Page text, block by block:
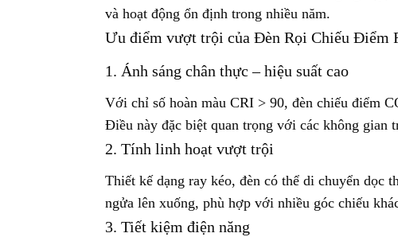
và hoạt động ổn định trong nhiều năm.
Ưu điểm vượt trội của Đèn Rọi Chiếu Điểm
1. Ánh sáng chân thực – hiệu suất cao
Với chỉ số hoàn màu CRI > 90, đèn chiếu điểm
Điều này đặc biệt quan trọng với các không gian
2. Tính linh hoạt vượt trội
Thiết kế dạng ray kéo, đèn có thể di chuyển dọc
ngửa lên xuống, phù hợp với nhiều góc chiếu
3. Tiết kiệm điện năng